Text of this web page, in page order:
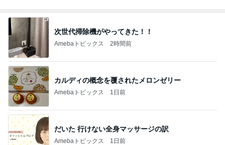
次世代掃除機がやってきた！！
Amebaトピックス 2時間前
カルディの概念を覆されたメロンゼリー
Amebaトピックス 1日前
だいた 行けない全身マッサージの訳
Amebaトピックス 1日前